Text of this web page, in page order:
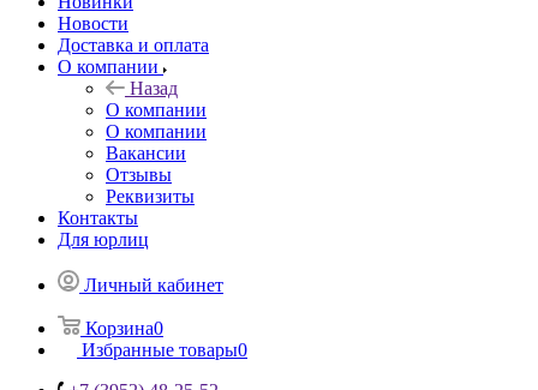
Новости
Доставка и оплата
О компании
Назад
О компании
О компании
Вакансии
Отзывы
Реквизиты
Контакты
Для юрлиц
Личный кабинет
Корзина0
Избранные товары0